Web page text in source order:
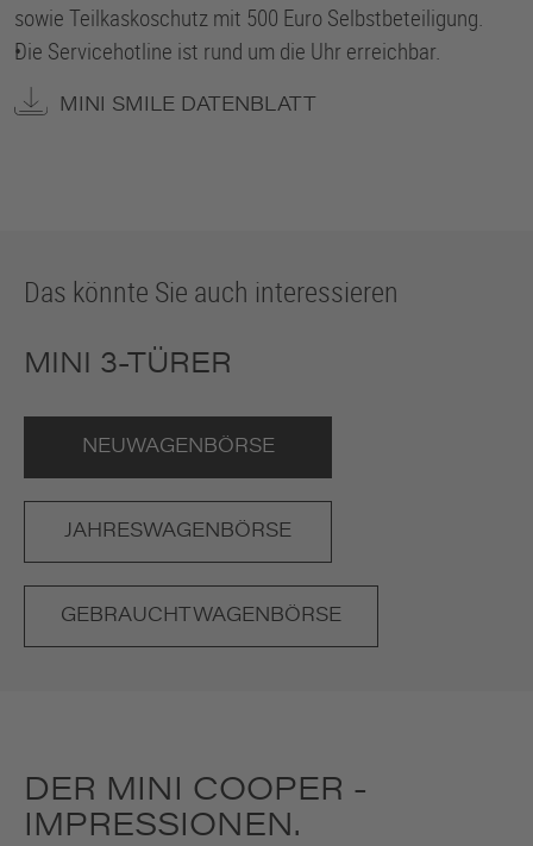
sowie Teilkaskoschutz mit 500 Euro Selbstbeteiligung.
•
Die Servicehotline ist rund um die Uhr erreichbar.
MINI SMILE DATENBLATT
Das könnte Sie auch interessieren
MINI 3-TÜRER
NEUWAGENBÖRSE
JAHRESWAGENBÖRSE
GEBRAUCHTWAGENBÖRSE
DER MINI COOPER -
IMPRESSIONEN.